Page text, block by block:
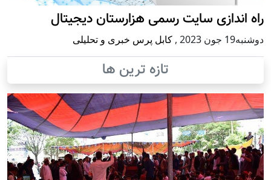
راه اندازی سایت رسمی هزارستان دیجیتال
دوشنبه19 جون 2023 , کابل پرس خبری و تحلیلی
تازه ترین ها